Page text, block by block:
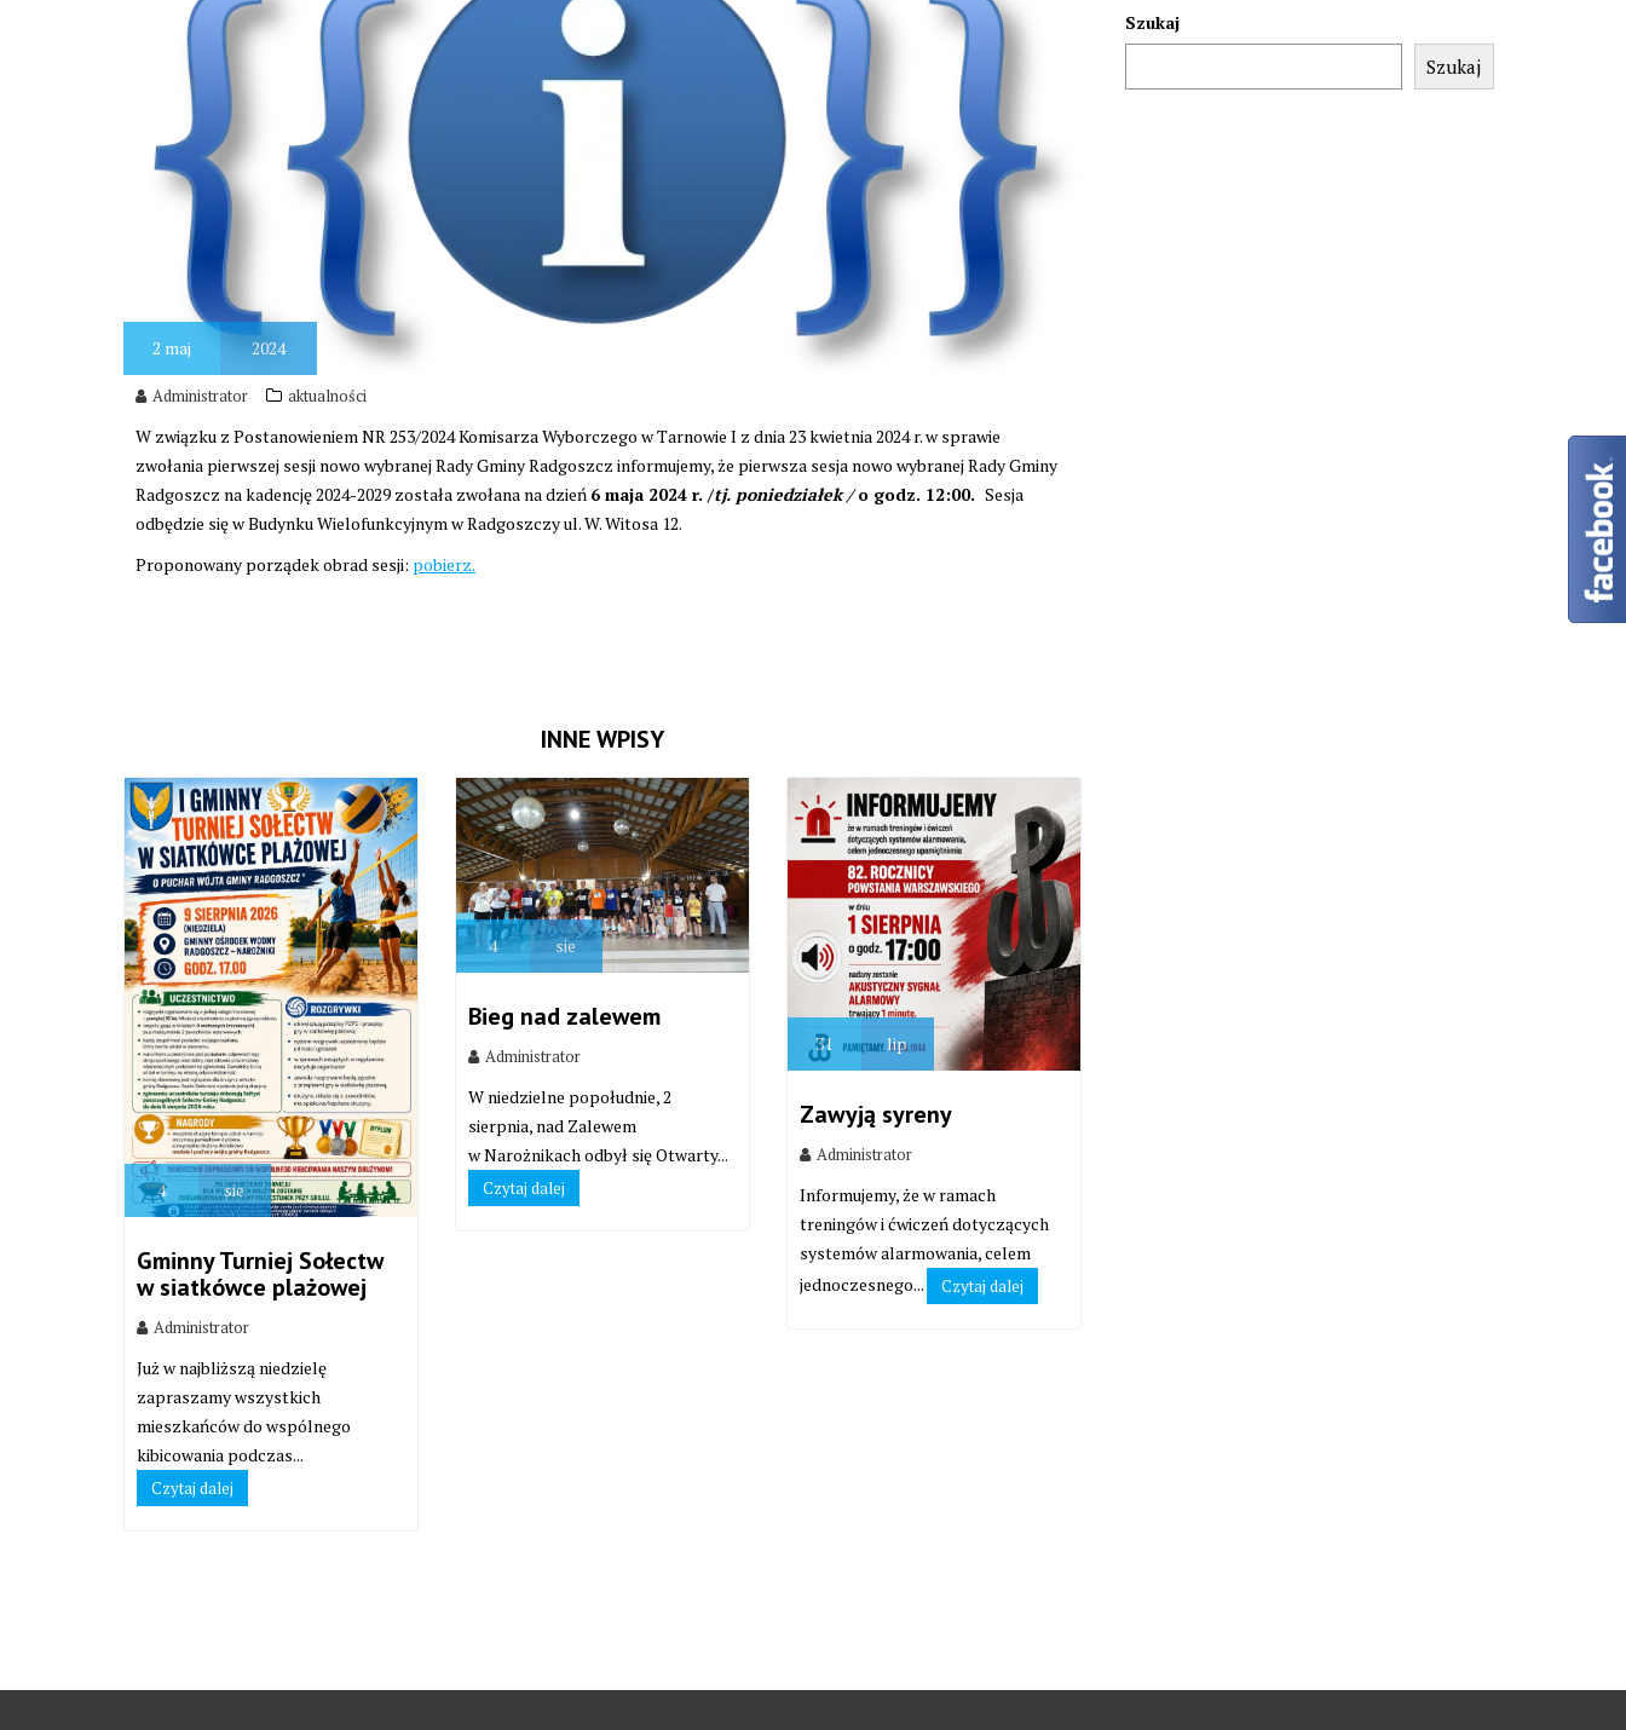
2 maj 2024
Administrator aktualności
W związku z Postanowieniem NR 253/2024 Komisarza Wyborczego w Tarnowie I z dnia 23 kwietnia 2024 r. w sprawie
zwołania pierwszej sesji nowo wybranej Rady Gminy Radgoszcz informujemy, że pierwsza sesja nowo wybranej Rady Gminy
Radgoszcz na kadencję 2024-2029 została zwołana na dzień 6 maja 2024 r. /tj. poniedziałek /o godz. 12:00. Sesja
odbędzie się w Budynku Wielofunkcyjnym w Radgoszczy ul. W. Witosa 12.
Proponowany porządek obrad sesji: pobierz.
INNE WPISY
4 sie
Gminny Turniej Sołectw
w siatkówce plażowej
Administrator
Już w najbliższą niedzielę
zapraszamy wszystkich
mieszkańców do wspólnego
kibicowania podczas...
Czytaj dalej
4 sie
Bieg nad zalewem
Administrator
W niedzielne popołudnie, 2
sierpnia, nad Zalewem
w Narożnikach odbył się Otwarty...
Czytaj dalej
31 lip
Zawyją syreny
Administrator
Informujemy, że w ramach
treningów i ćwiczeń dotyczących
systemów alarmowania, celem
jednoczesnego...
Czytaj dalej
Szukaj
Szukaj